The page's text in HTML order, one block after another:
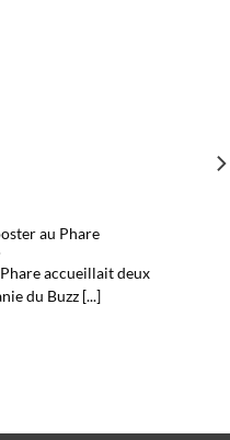
au Phare
accueillait deux
du Buzz [...]